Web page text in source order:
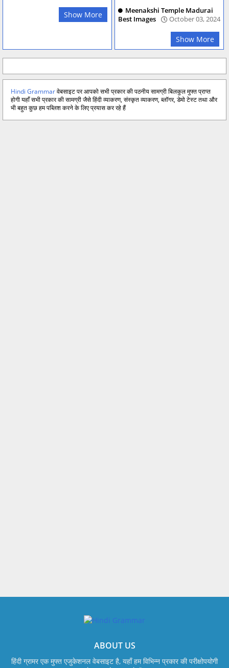
Show More
Meenakshi Temple Madurai
Best Images
October 03, 2024
Show More
Hindi Grammarवेबसाइट पर आपको सभी प्रकार की पठनीय सामग्री बिलकुल मुफ्त प्राप्त
होगी यहाँ सभी प्रकार की सामग्री जैसे हिंदी व्याकरण, संस्कृत व्याकरण, ब्लॉगर, डेमो टेस्ट तथा और
भी बहुत कुछ हम पब्लिश करने के लिए प्रयास कर रहे हैं
ABOUT US
हिंदी ग्रामर एक मुफ्त एजुकेशनल वेबसाइट है, यहाँ हम विभिन्न प्रकार की परीक्षोपयोगी